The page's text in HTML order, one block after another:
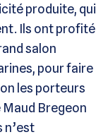
produite, qui
Ils ont profité
salon
pour faire
les porteurs
Maud Bregeon
n’est